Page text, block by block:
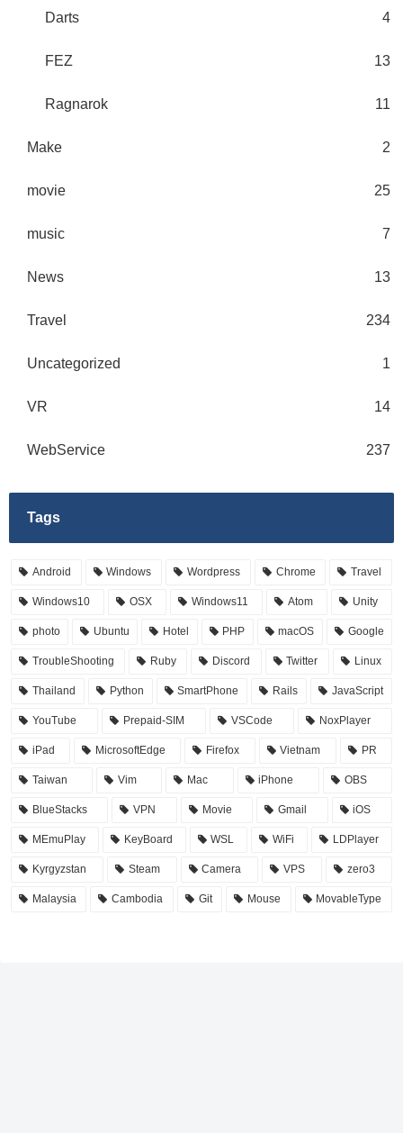
Darts 4
FEZ 13
Ragnarok 11
Make 2
movie 25
music 7
News 13
Travel 234
Uncategorized 1
VR 14
WebService 237
Tags
Android Windows Wordpress Chrome Travel
Windows10 OSX Windows11 Atom Unity
photo Ubuntu Hotel PHP macOS Google
TroubleShooting Ruby Discord Twitter Linux
Thailand Python SmartPhone Rails JavaScript
YouTube Prepaid-SIM VSCode NoxPlayer
iPad MicrosoftEdge Firefox Vietnam PR
Taiwan Vim Mac iPhone OBS
BlueStacks VPN Movie Gmail iOS
MEmuPlay KeyBoard WSL WiFi LDPlayer
Kyrgyzstan Steam Camera VPS zero3
Malaysia Cambodia Git Mouse MovableType